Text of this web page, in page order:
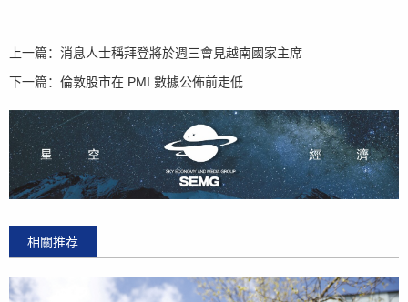
上一篇： 消息人士稱拜登將於週三會見越南國家主席
下一篇： 倫敦股市在 PMI 數據公佈前走低
相關推荐